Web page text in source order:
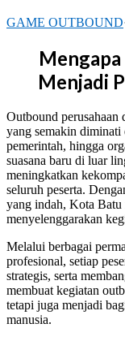
GAME OUTBOUND
Menjadi
Outbound perusahaan
yang semakin diminati
pemerintah, hingga
suasana baru di luar
meningkatkan
seluruh peserta.
yang indah, Kota Batu
menyelenggarakan
Melalui berbagai
profesional, setiap
strategis, serta
membuat kegiatan
tetapi juga menjadi
manusia.